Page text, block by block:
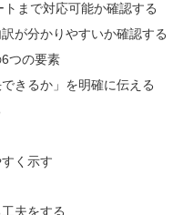
まで対応可能か確認する
が分かりやすいか確認する
つの要素
きるか」を明確に伝える
く示す
夫をする